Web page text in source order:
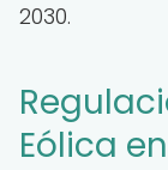
2030.
Eólica